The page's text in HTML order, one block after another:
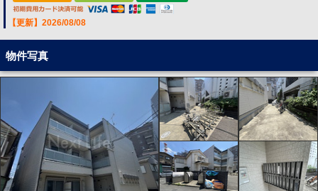
【更新】2026/08/08
物件写真